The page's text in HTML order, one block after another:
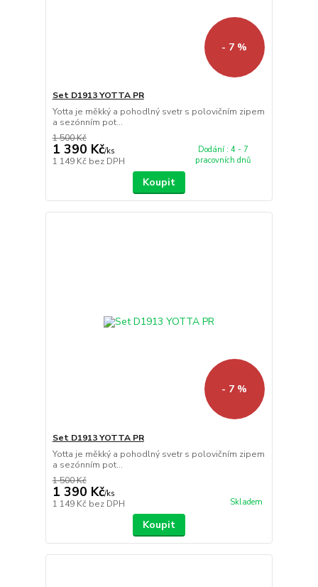
- 7 %
Set D1913 YOTTA PR
Yotta je měkký a pohodlný svetr s polovičním zipem
a sezónním pot...
1 500 Kč
1 390 Kč/ks
1 149 Kč bez DPH
Dodání : 4 - 7
pracovních dnů
Koupit
- 7 %
Set D1913 YOTTA PR
Yotta je měkký a pohodlný svetr s polovičním zipem
a sezónním pot...
1 500 Kč
1 390 Kč/ks
1 149 Kč bez DPH Skladem
Koupit